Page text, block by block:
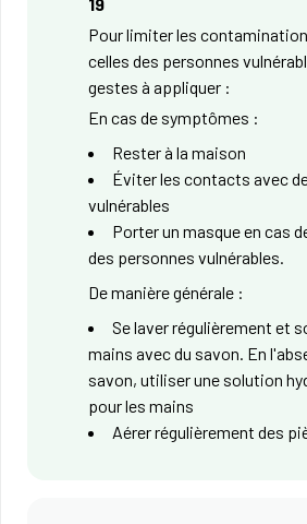
Pour limiter les
celles des personnes
gestes à appliquer :
En cas de symptômes :
Rester à la maison
Éviter les contacts avec
vulnérables
Porter un masque en cas
des personnes vulnérables.
De manière générale :
Se laver régulièrement et
mains avec du savon. En
savon, utiliser une solution
pour les mains
Aérer régulièrement des